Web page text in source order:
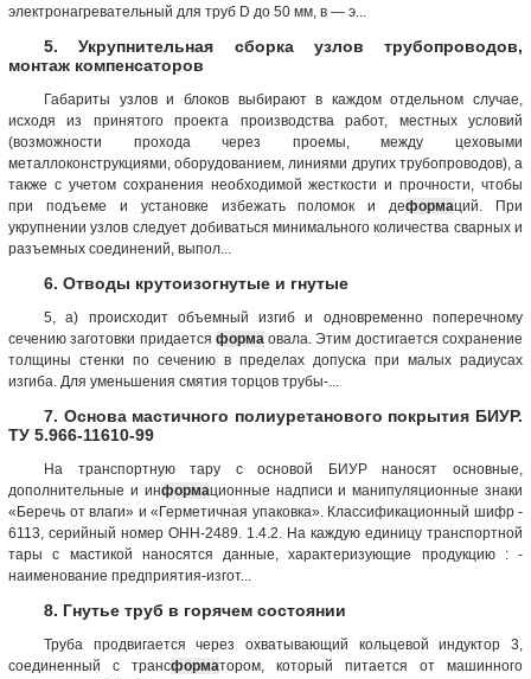
электронагревательный для труб D до 50 мм, в — э...
5. Укрупнительная сборка узлов трубопроводов,
монтаж компенсаторов
Габариты узлов и блоков выбирают в каждом отдельном случае,
исходя из принятого проекта производства работ, местных условий
(возможности прохода через проемы, между цеховыми
металлоконструкциями, оборудованием, линиями других трубопроводов), а
также с учетом сохранения необходимой жесткости и прочности, чтобы
при подъеме и установке избежать поломок и деформаций. При
укрупнении узлов следует добиваться минимального количества сварных и
разъемных соединений, выпол...
6. Отводы крутоизогнутые и гнутые
5, а) происходит объемный изгиб и одновременно поперечному
сечению заготовки придается форма овала. Этим достигается сохранение
толщины стенки по сечению в пределах допуска при малых радиусах
изгиба. Для уменьшения смятия торцов трубы-...
7. Основа мастичного полиуретанового покрытия БИУР.
ТУ 5.966-11610-99
На транспортную тару с основой БИУР наносят основные,
дополнительные и информационные надписи и манипуляционные знаки
«Беречь от влаги» и «Герметичная упаковка». Классификационный шифр -
6113, серийный номер ОНН-2489. 1.4.2. На каждую единицу транспортной
тары с мастикой наносятся данные, характеризующие продукцию : -
наименование предприятия-изгот...
8. Гнутье труб в горячем состоянии
Труба продвигается через охватывающий кольцевой индуктор 3,
соединенный с трансформатором, который питается от машинного